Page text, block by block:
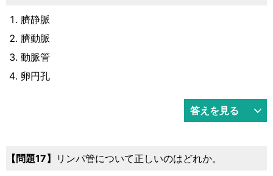
臍静脈
臍動脈
動脈管
卵円孔
答えを見る
17 リンパ管について正しいのはどれか。